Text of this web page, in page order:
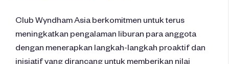
Club Wyndham Asia berkomitmen untuk terus
meningkatkan pengalaman liburan para anggota
dengan menerapkan langkah-langkah proaktif dan
inisiatif yang dirancang untuk memberikan nilai